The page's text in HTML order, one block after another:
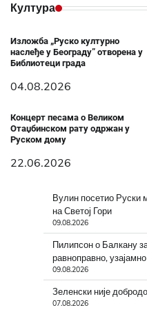
Култура
Изложба „Руско културно
наслеђе у Београду” отворена у
Библиотеци града
04.08.2026
Концерт песама о Великом
Отаџбинском рату одржан у
Руском дому
22.06.2026
Вулин посетио Руски
на Светој Гори
09.08.2026
Пилипсон о Балкану
равноправно,
09.08.2026
Зеленски није
07.08.2026